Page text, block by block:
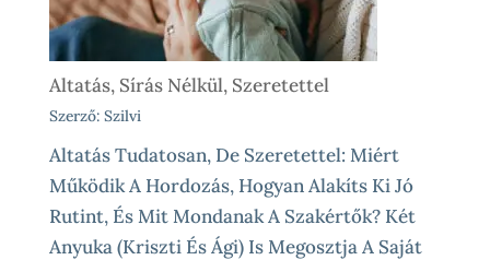
Altatás, Sírás Nélkül, Szeretettel
Szerző: Szilvi
Altatás Tudatosan, De Szeretettel: Miért
Működik A Hordozás, Hogyan Alakíts Ki Jó
Rutint, És Mit Mondanak A Szakértők? Két
Anyuka (Kriszti És Ági) Is Megosztja A Saját